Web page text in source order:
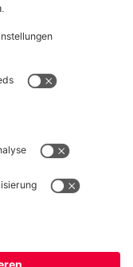
liefern!